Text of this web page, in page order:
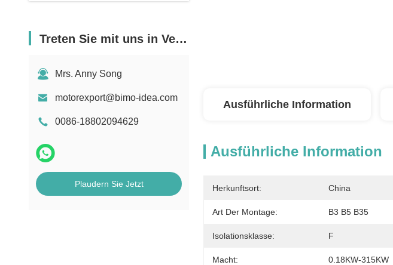
Treten Sie mit uns in Verbindung
Mrs. Anny Song
motorexport@bimo-idea.com
0086-18802094629
Plaudern Sie Jetzt
Ausführliche Information
Ausführliche Information
Herkunftsort: China
Art Der Montage: B3 B5 B35
Isolationsklasse: F
Macht: 0.18KW-315KW